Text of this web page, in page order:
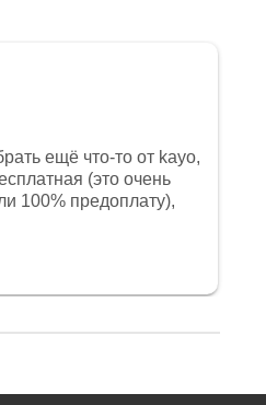
ещё что-то от kayo,
(это очень
100% предоплату),
детально всё